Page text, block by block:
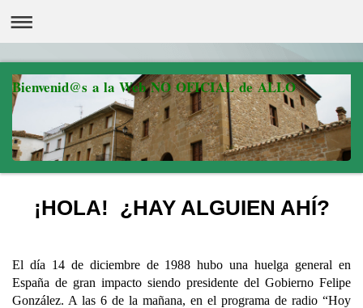
Bienvenid@s a la Web NO OFICIAL de ALLO
¡HOLA! ¿HAY ALGUIEN AHÍ?
El día 14 de diciembre de 1988 hubo una huelga general en
España de gran impacto siendo presidente del Gobierno Felipe
González. A las 6 de la mañana, en el programa de radio “Hoy